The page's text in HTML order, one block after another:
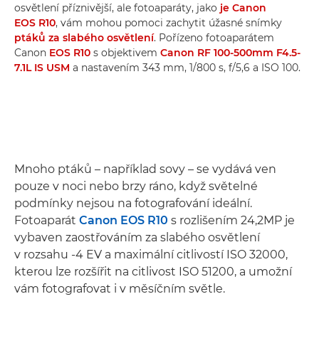
osvětlení příznivější, ale fotoaparáty, jako je Canon
EOS R10, vám mohou pomoci zachytit úžasné snímky
ptáků za slabého osvětlení. Pořízeno fotoaparátem
Canon EOS R10 s objektivem Canon RF 100-500mm F4.5-
7.1L IS USM a nastavením 343 mm, 1/800 s, f/5,6 a ISO 100.
Mnoho ptáků – například sovy – se vydává ven
pouze v noci nebo brzy ráno, když světelné
podmínky nejsou na fotografování ideální.
Fotoaparát Canon EOS R10 s rozlišením 24,2MP je
vybaven zaostřováním za slabého osvětlení
v rozsahu -4 EV a maximální citlivostí ISO 32000,
kterou lze rozšířit na citlivost ISO 51200, a umožní
vám fotografovat i v měsíčním světle.